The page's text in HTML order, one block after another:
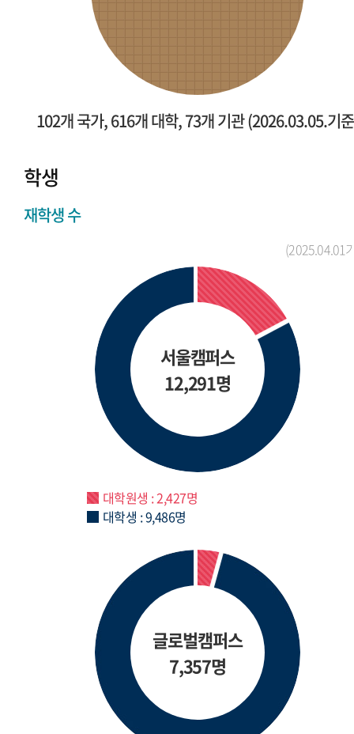
102개 국가, 616개 대학, 73개 기관 (2026.03.05.기
학생
재학생 수
(2025.04.01
서울캠퍼스
12,291명
대학원생 : 2,427명
대학생 : 9,486명
글로벌캠퍼스
7,357명